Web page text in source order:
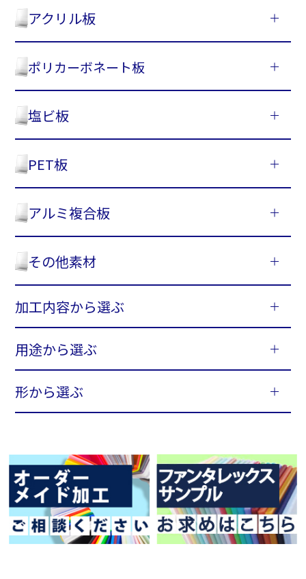
アクリル板
ポリカーボネート板
塩ビ板
PET板
アルミ複合板
その他素材
加工内容から選ぶ
用途から選ぶ
形から選ぶ